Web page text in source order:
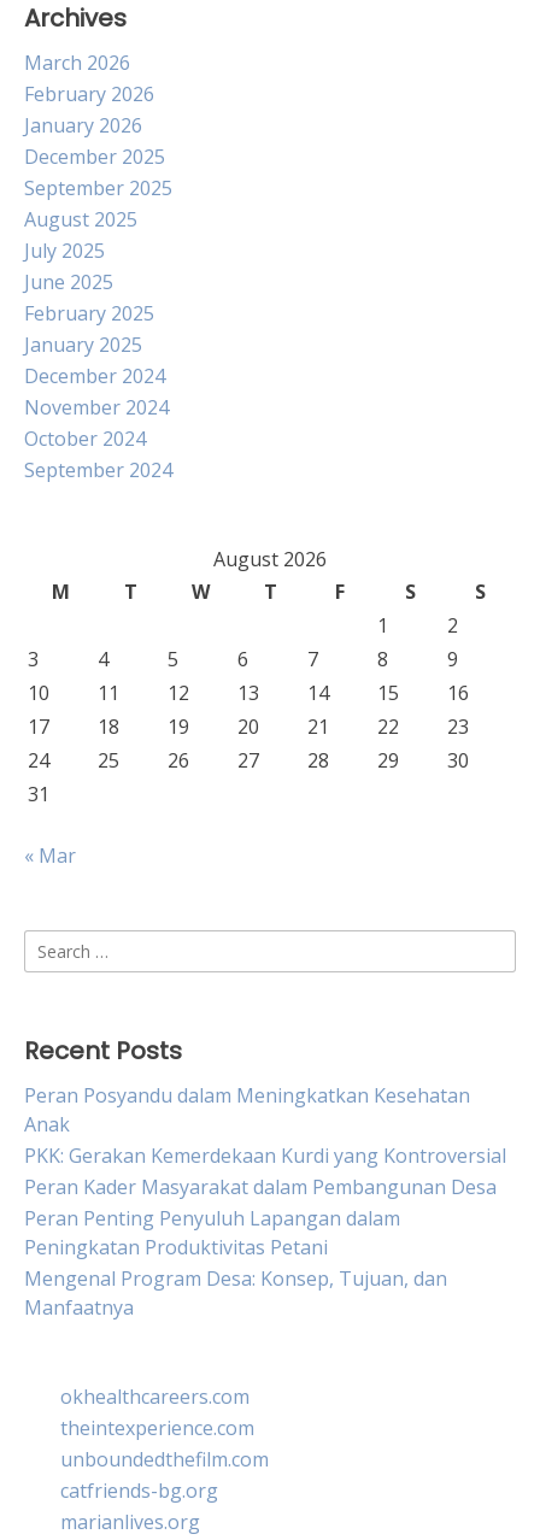
Archives
March 2026
February 2026
January 2026
December 2025
September 2025
August 2025
July 2025
June 2025
February 2025
January 2025
December 2024
November 2024
October 2024
September 2024
August 2026
M
T W T F S
S
1
2
3
4 5 6 7 8
9
10
11 12 13 14 15
16
17
18 19 20 21 22
23
24
25 26 27 28 29
30
31
« Mar
Search
for:
Recent Posts
Peran Posyandu dalam Meningkatkan Kesehatan
Anak
PKK: Gerakan Kemerdekaan Kurdi yang Kontroversial
Peran Kader Masyarakat dalam Pembangunan Desa
Peran Penting Penyuluh Lapangan dalam
Peningkatan Produktivitas Petani
Mengenal Program Desa: Konsep, Tujuan, dan
Manfaatnya
okhealthcareers.com
theintexperience.com
unboundedthefilm.com
catfriends-bg.org
marianlives.org